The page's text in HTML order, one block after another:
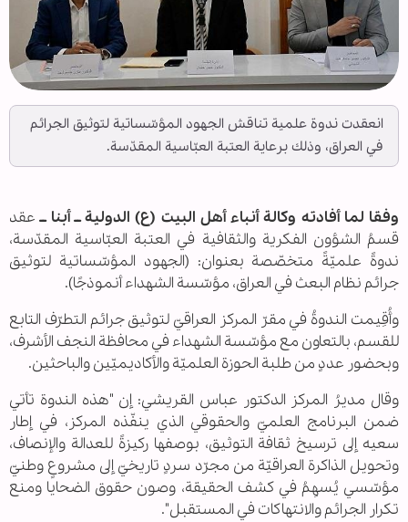
انعقدت ندوة علمية تناقش الجهود المؤسّساتية لتوثيق الجرائم
في العراق، وذلك برعاية العتبة العبّاسية المقدّسة.
وفقا لما أفادته وكالة أنباء أهل البيت (ع) الدولية ــ أبنا ــ عقد
قسمُ الشؤون الفكرية والثقافية في العتبة العبّاسية المقدّسة،
ندوةً علميّةً متخصّصة بعنوان: (الجهود المؤسّساتية لتوثيق
جرائم نظام البعث في العراق، مؤسّسة الشهداء أنموذجًا).
وأُقِيمت الندوةُ في مقرّ المركز العراقيّ لتوثيق جرائم التطرّف التابع
للقسم، بالتعاون مع مؤسّسة الشهداء في محافظة النجف الأشرف،
وبحضور عددٍ من طلبة الحوزة العلميّة والأكاديميّين والباحثين.
وقال مديرُ المركز الدكتور عباس القريشي: إن "هذه الندوة تأتي
ضمن البرنامج العلميّ والحقوقي الذي ينفّذه المركز، في إطار
سعيه إلى ترسيخ ثقافة التوثيق، بوصفها ركيزةً للعدالة والإنصاف،
وتحويل الذاكرة العراقيّة من مجرّد سردٍ تاريخيّ إلى مشروعٍ وطنيّ
مؤسّسي يُسهِمُ في كشف الحقيقة، وصون حقوق الضحايا ومنع
تكرار الجرائم والانتهاكات في المستقبل".